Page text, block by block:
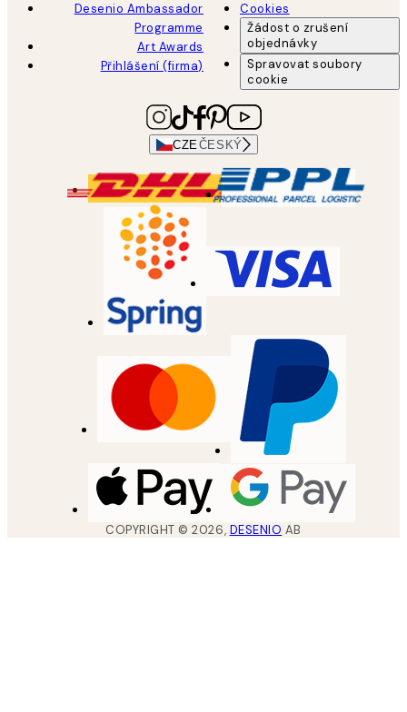
Desenio Ambassador
Programme
Art Awards
Přihlášení (firma)
Cookies
Žádost o zrušení
objednávky
Spravovat soubory
cookie
CZE ČESKÝ
COPYRIGHT ©2026, DESENIO AB